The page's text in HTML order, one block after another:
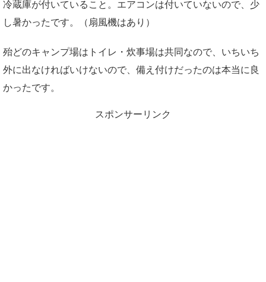
冷蔵庫が付いていること。エアコンは付いていないので、少
し暑かったです。（扇風機はあり）
殆どのキャンプ場はトイレ・炊事場は共同なので、いちいち
外に出なければいけないので、備え付けだったのは本当に良
かったです。
スポンサーリンク